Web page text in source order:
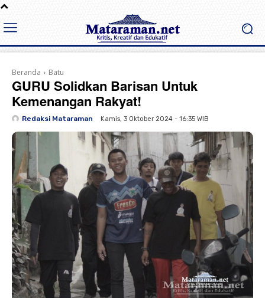
Beranda Batu
GURU Solidkan Barisan Untuk
Kemenangan Rakyat!
Redaksi Mataraman Kamis, 3 Oktober 2024 - 16:35 WIB